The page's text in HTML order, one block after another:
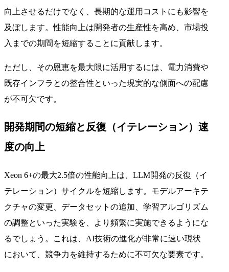
向上させるだけでなく、長期的な運用コストにも影響を
及ぼします。性能向上は開発者の生産性を高め、市場投
入までの期間を短縮することに貢献します。
ただし、その恩恵を最大限に活用するには、電力消費や
既存インフラとの整合性といった現実的な側面への配慮
が不可欠です。
開発期間の短縮と反復（イテレーション）速
度の向上
Xeon 6+の最大2.5倍の性能向上は、LLM開発の反復（イ
テレーション）サイクルを短縮します。モデルアーキテ
クチャの変更、データセットの追加、学習アルゴリズム
の調整といった実験を、より頻繁に実施できるようにな
るでしょう。これは、AI技術の進化が非常に速い現状
において、競争力を維持するために不可欠な要素です。